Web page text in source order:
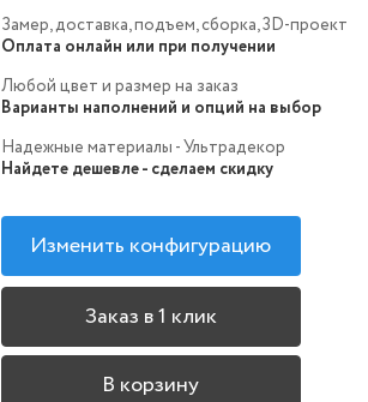
Замер, доставка, подъем, сборка, 3D-проект
Оплата онлайн или при получении
Любой цвет и размер на заказ
Варианты наполнений и опций на выбор
Надежные материалы - Ультрадекор
Найдете дешевле - сделаем скидку
Изменить конфигурацию
Заказ в 1 клик
В корзину